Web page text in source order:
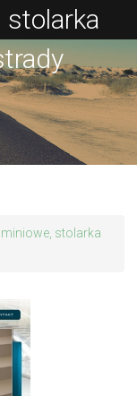
stolarka
stolarka